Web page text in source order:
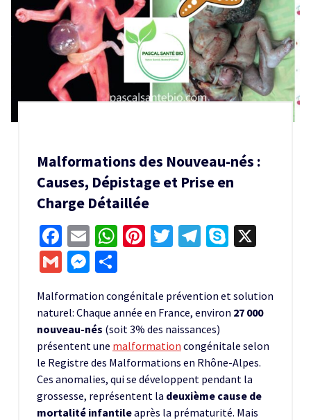
Malformations des Nouveau-nés :
Causes, Dépistage et Prise en
Charge Détaillée
Facebook
EmailWhatsApp
Pinterest
Twitter
Telegram
Skype
GmailMessenger
Malformation congénitale prévention et solution
naturel: Chaque année en France, environ 27 000
nouveau-nés (soit 3% des naissances)
présentent une malformation congénitale selon
le Registre des Malformations en Rhône-Alpes.
Ces anomalies, qui se développent pendant la
grossesse, représentent la deuxième cause de
mortalité infantileaprès la prématurité. Mais